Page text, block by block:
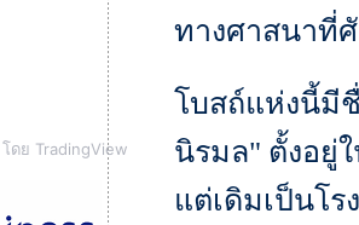
โดย TradingView
ทางศาสนาที่
โบสถ์แห่งนี้มี
นิรมล" ตั้งอยู่
แต่เดิมเป็นโ